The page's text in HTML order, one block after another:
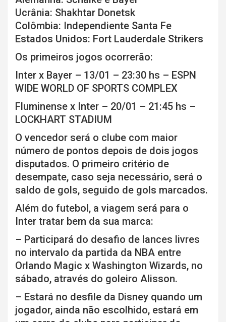
Ucrânia: Shakhtar Donetsk
Colômbia: Independiente Santa Fe
Estados Unidos: Fort Lauderdale Strikers
Os primeiros jogos ocorrerão:
Inter x Bayer – 13/01 – 23:30 hs – ESPN
WIDE WORLD OF SPORTS COMPLEX
Fluminense x Inter – 20/01 – 21:45 hs –
LOCKHART STADIUM
O vencedor será o clube com maior
número de pontos depois de dois jogos
disputados. O primeiro critério de
desempate, caso seja necessário, será o
saldo de gols, seguido de gols marcados.
Além do futebol, a viagem será para o
Inter tratar bem da sua marca:
– Participará do desafio de lances livres
no intervalo da partida da NBA entre
Orlando Magic x Washington Wizards, no
sábado, através do goleiro Alisson.
– Estará no desfile da Disney quando um
jogador, ainda não escolhido, estará em